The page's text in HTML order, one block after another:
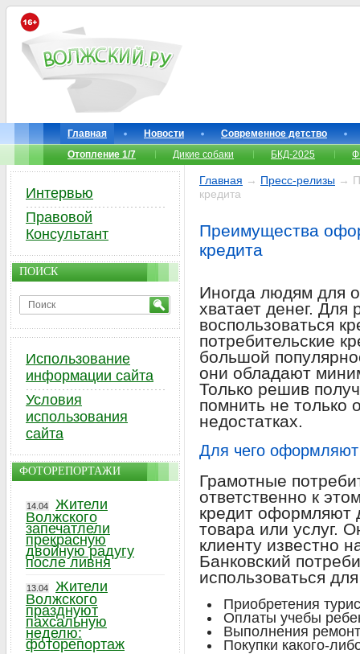
Главная Новости
Современное детство
Отопление 1/7
Дикие собаки БКД-2025
Главная → Пресс-релизы →
кредита
Преимущества
кредита
Иногда людям для
хватает денег.
воспользоваться
потребительские
большой
они обладают
Только решив
помнить не только
недостатках.
Для чего оформляют
Грамотные
ответственно к
кредит оформляют
товара или услуг.
клиенту известно
Банковский
использоваться
Приобретения
Оплаты учебы
Выполнения
Покупки какого-
Интервью
Правовой
Консультант
ПОИСК
Использование
информации сайта
Условия
использования
сайта
ФОТОРЕПОРТАЖИ
14.04
Жители
Волжского
запечатлели
прекрасную
двойную радугу
после ливня
13.04
Жители
Волжского
празднуют
пахсальную
неделю:
фоторепортаж